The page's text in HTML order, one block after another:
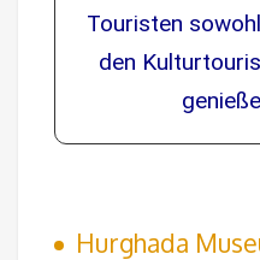
Touristen
den
Hurghada